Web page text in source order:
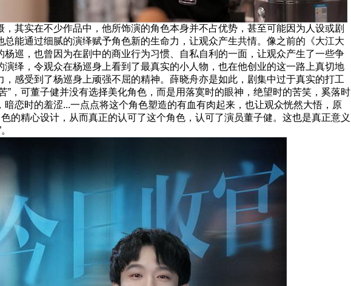
，其实在不少作品中，他所饰演的角色本身并不占优势，甚至可能因为人设或剧
总能通过细腻的演绎赋予角色新的生命力，让观众产生共情。像之前的《大江大
杨巡，也曾因为在剧中的商业行为习惯、自私自利的一面，让观众产生了一些争
演绎，令观众在杨巡身上看到了最真实的小人物，也在他创业的这一路上真切地
，感受到了杨巡身上顽强不屈的精神。薛晓舟亦是如此，剧集中过于真实的打工
”，可董子健并没有选择美化角色，而是用落寞时的眼神，绝望时的苦笑，奚落时
暗恋时的羞涩...一点点将这个角色塑造的有血有肉起来，也让观众恍然大悟，原
色的精心设计，从而真正的认可了这个角色，认可了演员董子健。这也是真正意义